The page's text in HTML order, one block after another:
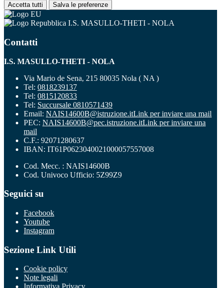
Accetta tutti Salva le preferenze
I.S. MASULLO-THETI - NOLA
Contatti
I.S. MASULLO-THETI - NOLA
Via Mario de Sena, 215 80035 Nola ( NA )
Tel: 0818239137
Tel: 0815120833
Tel: Succursale 0810571439
Email: NAIS14600B@istruzione.itLink per inviare una mail
PEC: NAIS14600B@pec.istruzione.itLink per inviare una
mail
C.F.: 92071280637
IBAN: IT61P0623040021000057557008
Cod. Mecc. : NAIS14600B
Cod. Univoco Ufficio: 5Z99Z9
Seguici su
Facebook
Youtube
Instagram
Sezione Link Utili
Cookie policy
Note legali